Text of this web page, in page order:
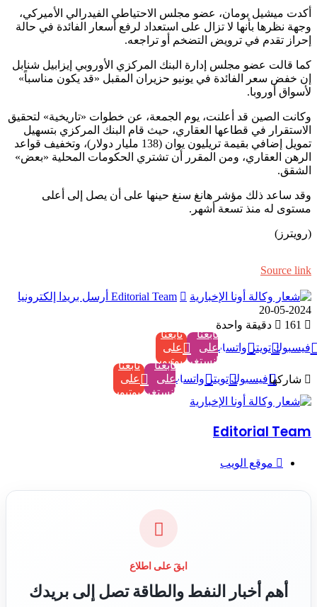
أكدت ميشيل بومان، عضو مجلس الاحتياطي الفيدرالي الأميركي،
وجهة نظرها بأنها لا تزال على استعداد لرفع أسعار الفائدة في حالة
إحراز تقدم في ترويض التضخم أو تراجعه.
كما قالت عضو مجلس إدارة البنك المركزي الأوروبي إيزابيل شنابل
إن خفض سعر الفائدة في يونيو حزيران المقبل «قد يكون مناسباً»
لأسواق أوروبا.
وكانت الصين قد أعلنت، يوم الجمعة، عن خطوات «تاريخية» لتحقيق
الاستقرار في قطاعها العقاري، حيث قام البنك المركزي بتسهيل
تمويل إضافي بقيمة تريليون يوان (138 مليار دولار)، وتخفيف قواعد
الرهن العقاري، ومن المقرر أن تشتري الحكومات المحلية «بعض»
الشقق.
وقد ساعد ذلك مؤشر هانغ سنغ حينها على أن يصل إلى أعلى
مستوى له منذ تسعة أشهر.
(رويترز)
Source link
Editorial Team أرسل بريدا إلكترونيا
2024-05-20
161
دقيقة واحدة
فيسبوكتويتر واتساب
تابعنا
على
إنستغرام
تابعنا
على
يوتيوب
شاركها فيسبوكتويتر واتساب
تابعنا
على
إنستغرام
تابعنا
على
يوتيوب
Editorial Team
موقع الويب
ابقَ على اطلاع
أهم أخبار النفط والطاقة تصل إلى بريدك